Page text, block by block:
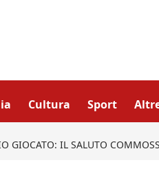
Cultura Sport
GIOCATO: IL SALUTO